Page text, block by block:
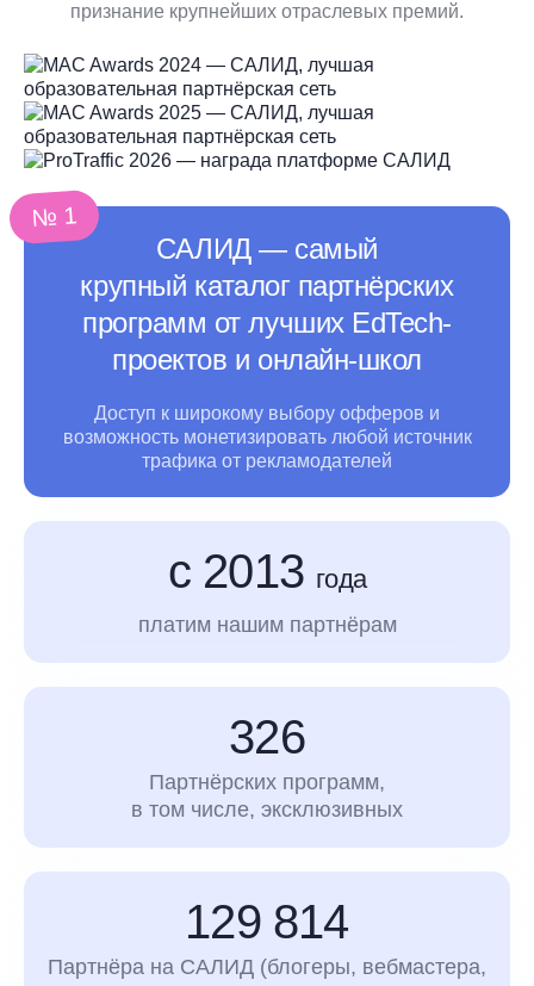
признание крупнейших отраслевых премий.
САЛИД ― самый
крупный каталог партнёрских
программ от лучших EdTech-
проектов и онлайн-школ
Доступ к широкому выбору офферов и
возможность монетизировать любой источник
трафика от рекламодателей
№ 1
с 2013 года
платим нашим партнёрам
326
Партнёрских программ,
в том числе, эксклюзивных
129 814
Партнёра на САЛИД (блогеры, вебмастера,